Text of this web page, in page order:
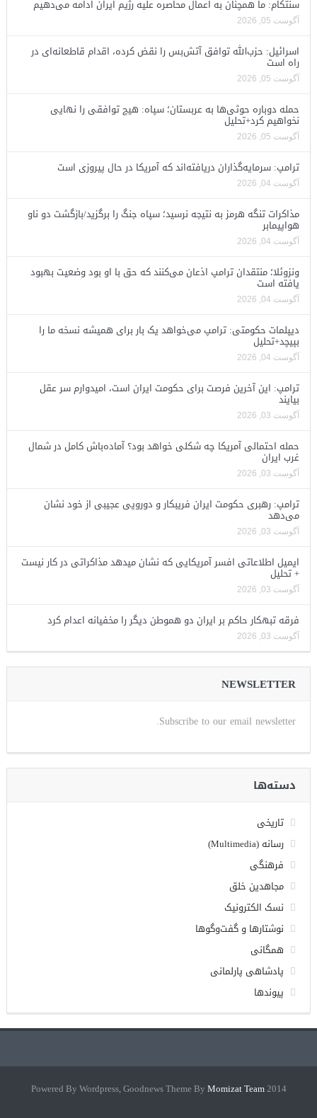
سنتکام: ما همچنان به اعمال محاصره علیه رژیم ایران ادامه می‌دهیم
آگوست 05, 2026
اسرائیل: حزب‌الله توافق آتش‌بس را نقض کرده، اقدام قاطعانه‌ای در
راه است
آگوست 05, 2026
حمله دوباره حوثی‌ها به عربستان؛ سپاه: هیچ توافقی را نهایی
نخواهیم کرد+تحلیل
آگوست 05, 2026
ترامپ: سرمایه‌گذاران دریافته‌اند که آمریکا در حال پیروزی است
آگوست 04, 2026
مذاکرات تنگه هرمز به نتیجه نرسید؛ سپاه جنگ را برگزید/بازگشت دو ناو
هواپیمابر
آگوست 04, 2026
ونزوئلا؛ منتقدان ترامپ اذعان می‌کنند که حق با او بود وضعیت بهبود
یافته است
آگوست 04, 2026
دیپلمات حکومتی: ترامپ می‌خواهد یک بار برای همیشه نسخه ما را
بپیچد+تحلیل
آگوست 04, 2026
ترامپ: این آخرین فرصت برای حکومت ایران است، امیدوارم سر عقل
بیایند
آگوست 03, 2026
حمله احتمالی آمریکا چه شکلی خواهد بود؟ آماده‌باش کامل در شمال
غرب ایران
آگوست 03, 2026
ترامپ: رهبری حکومت ایران فریبکار و دورویی عجیبی از خود نشان
می‌دهد
آگوست 03, 2026
ایمیل اطلاعاتی افسر آمریکایی که نشان میدهد مذاکراتی در کار نیست
+ تحلیل
آگوست 03, 2026
فرقه تبهکار حاکم بر ایران دو هموطن دیگر را مخفیانه اعدام کرد
آگوست 03, 2026
NEWSLETTER
Subscribe to our email newsletter.
دسته‌ها
تاریخی
رسانه (Multimedia)
فرهنگی
مجاهدین خلق
نسک الکترونیک
نوشتارها و گفت‌وگوها
همگانی
پادشاهی پارلمانی
پیوندها
2014 Powered By Wordpress, Goodnews Theme By
Momizat Team